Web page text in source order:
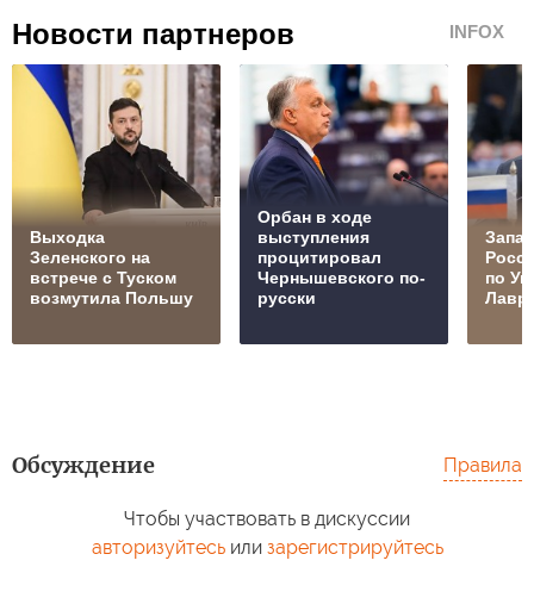
Новости партнеров INFOX
Выходка
Зеленского на
встрече с Туском
возмутила Польшу
Орбан в ходе
выступления
процитировал
Чернышевского по-
русски
по
Обсуждение Правила
Чтобы участвовать в дискуссии
авторизуйтесьили зарегистрируйтесь